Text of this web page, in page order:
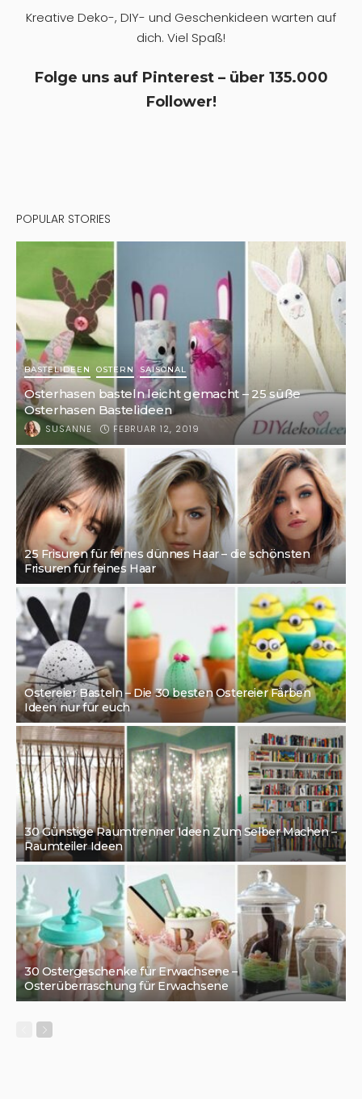
Kreative Deko-, DIY- und Geschenkideen warten auf
dich. Viel Spaß!
Folge uns auf Pinterest – über 135.000
Follower!
POPULAR STORIES
BASTELIDEEN OSTERN SAISONAL
Osterhasen basteln leicht gemacht – 25 süße
Osterhasen Bastelideen
SUSANNE FEBRUAR 12, 2019
25 Frisuren für feines dünnes Haar – die schönsten
Frisuren für feines Haar
Ostereier Basteln – Die 30 besten Ostereier Färben
Ideen nur für euch
30 Günstige Raumtrenner Ideen Zum Selber Machen –
Raumteiler Ideen
30 Ostergeschenke für Erwachsene –
Osterüberraschung für Erwachsene